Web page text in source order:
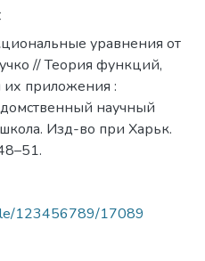
уравнения от
// Теория функций,
приложения :
научный
Изд-во при Харьк.
123456789/17089